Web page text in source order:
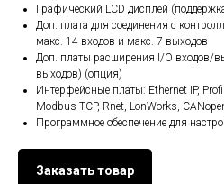
Графический LCD дисплей
Доп. плата для соединения с
макс. 14 входов и макс. 7 выходов
Доп. платы расширения I/O входов/
выходов) (опция)
Интерфейсные платы: Ethernet IP,
Modbus TCP, Rnet, LonWorks,
Программное обеспечение для
Заказать товар